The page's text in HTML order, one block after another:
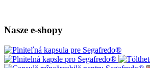
Nasze e-shopy